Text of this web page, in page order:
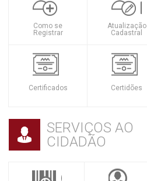
Como se
Registrar
Atualização
Cadastral
Certificados Certidões
SERVIÇOS AO
CIDADÃO